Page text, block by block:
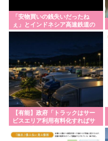
「安物買いの銭失いだったね
ぇ」とインドネシア高速鉄道の
最終処分に日本側騒然、国家予
【有能】政府「トラックはサー
ビスエリア利用有料化すればサ
ね？」